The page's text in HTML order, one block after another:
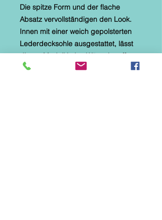
Die spitze Form und der flache
Absatz vervollständigen den Look.
Innen mit einer weich gepolsterten
Lederdecksohle ausgestattet, lässt
dieses Modell keine Wünsche offen.